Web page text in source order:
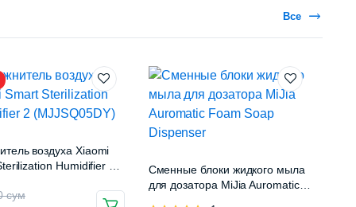
Все
воздуха Xiaomi
Humidifier 2
сум
Сменные блоки жидкого мыла
для дозатора MiJia Auromatic